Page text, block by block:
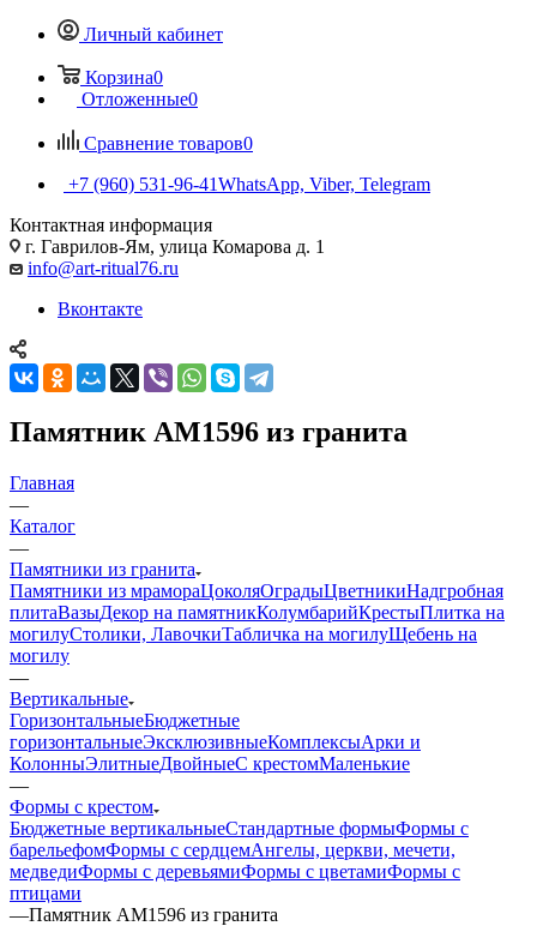
Личный кабинет
Корзина0
Отложенные0
Сравнение товаров0
+7 (960) 531-96-41WhatsApp, Viber, Telegram
Контактная информация
г. Гаврилов-Ям, улица Комарова д. 1
info@art-ritual76.ru
Вконтакте
Памятник AM1596 из гранита
Главная
—
Каталог
—
Памятники из гранита
Памятники из мрамораЦоколяОградыЦветникиНадгробная
плитаВазыДекор на памятникКолумбарийКрестыПлитка на
могилуСтолики, ЛавочкиТабличка на могилуЩебень на
могилу
—
Вертикальные
ГоризонтальныеБюджетные
горизонтальныеЭксклюзивныеКомплексыАрки и
КолонныЭлитныеДвойныеС крестомМаленькие
—
Формы с крестом
Бюджетные вертикальныеСтандартные формыФормы с
барельефомФормы с сердцемАнгелы, церкви, мечети,
медведиФормы с деревьямиФормы с цветамиФормы с
птицами
—Памятник AM1596 из гранита